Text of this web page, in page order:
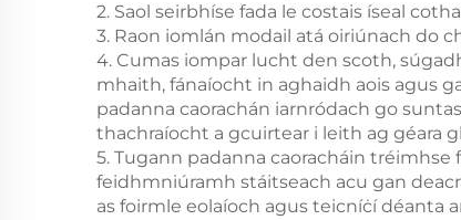
2. Saol seirbhíse fada le costais íseal
3. Raon iomlán modail atá oiriúnach do
4. Cumas iompar lucht den scoth,
mhaith, fánaíocht in aghaidh aois agus
padanna caorachán iarnródach go
thachraíocht a gcuirtear i leith ag géara
5. Tugann padanna caoracháin
feidhmniúramh stáitseach acu gan
as foirmle eolaíoch agus teicníċí déanta